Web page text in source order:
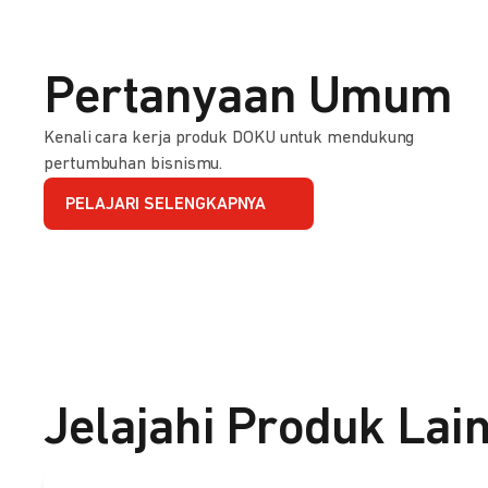
Pertanyaan Umum
Kenali cara kerja produk DOKU untuk mendukung
pertumbuhan bisnismu.
PELAJARI SELENGKAPNYA
Jelajahi Produk